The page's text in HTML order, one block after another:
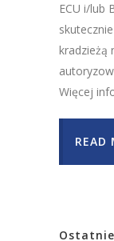
ECU i/lub
kradzieżą
Więcej
READ